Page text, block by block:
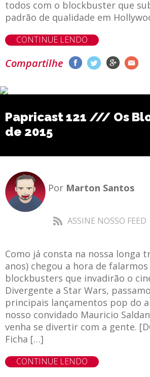
todos com o blockbuster que
padrão de qualidade em
CONTINUE LENDO
Compartilhe
Papricast 121 /// Os
de 2015
Por Marton Santos
ASSINE NOSSO FEED
Como já consta na nossa longa
anos) chegou a hora de
blockbusters que invadirão o
Divergente a Star Wars,
principais lançamentos pop do
nosso convidado Mauricio
venha se divertir com a gente.
Ficha […]
CONTINUE LENDO